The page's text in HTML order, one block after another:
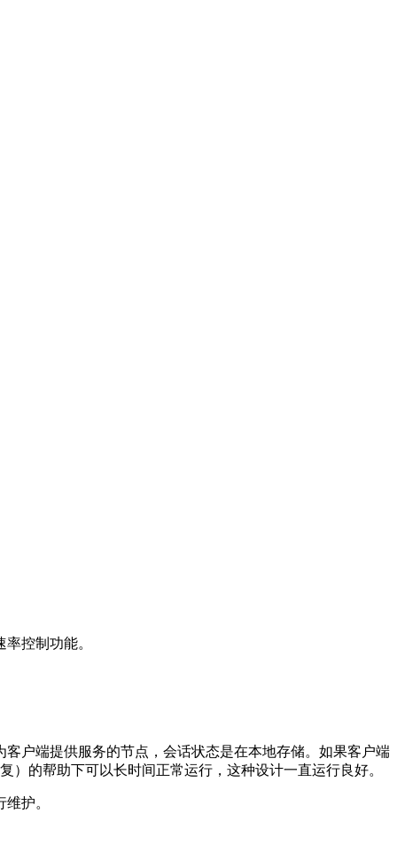
控制功能。
户端提供服务的节点，会话状态是在本地存储。如果客户端
的帮助下可以长时间正常运行，这种设计一直运行良好。
护。